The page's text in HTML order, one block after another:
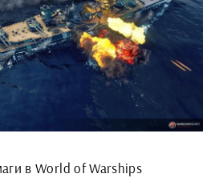
в World of Warships